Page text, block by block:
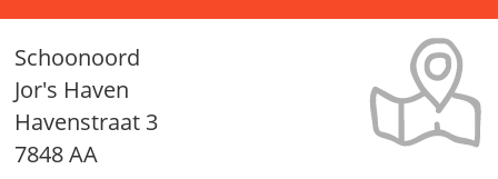
Schoonoord
Jor's Haven
Havenstraat 3
7848 AA